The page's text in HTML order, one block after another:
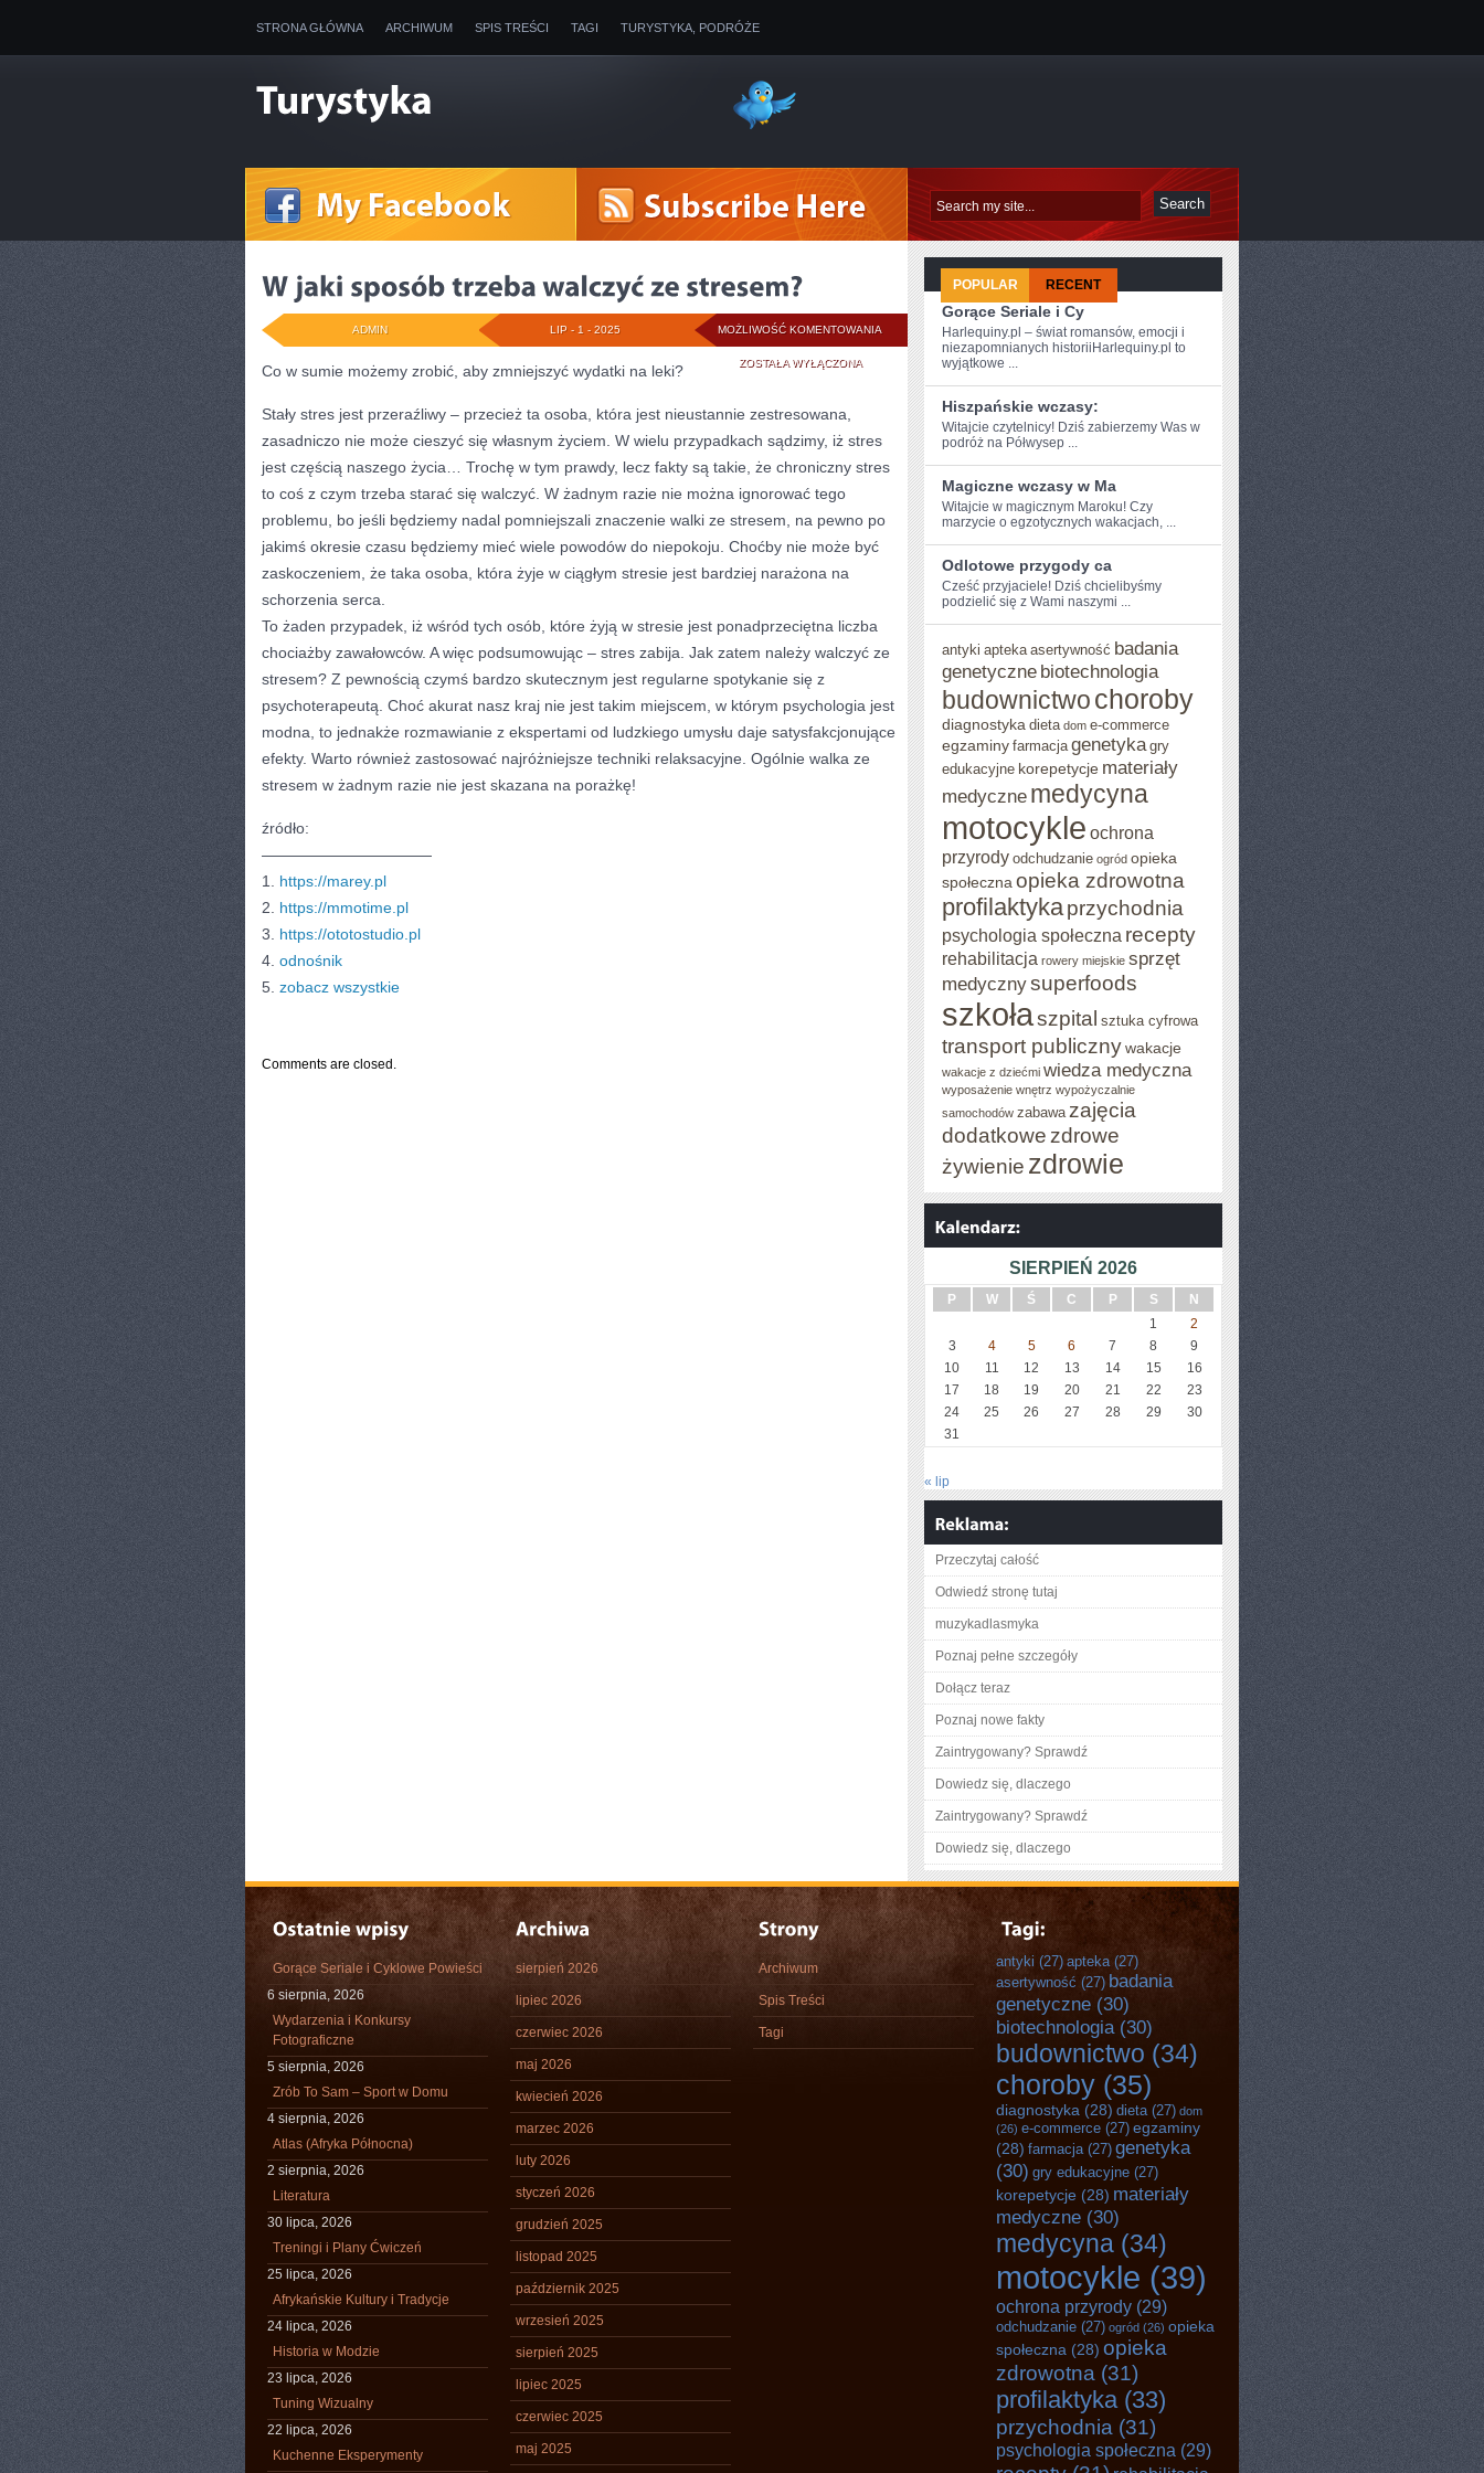
STRONA GŁÓWNA ARCHIWUM SPIS TREŚCI TAGI TURYSTYKA, PODRÓŻE
MOŻLIWOŚĆ KOMENTOWANIA
SPOSÓB
TRZEBA
WALCZYĆ
STRESEM?
ZOSTAŁA WYŁĄCZONA
LIP - 1 - 2025
ADMIN
Co w sumie możemy zrobić, aby zmniejszyć wydatki na leki?
Stały stres jest przeraźliwy – przecież ta osoba, która jest nieustannie zestresowana,
zasadniczo nie może cieszyć się własnym życiem. W wielu przypadkach sądzimy, iż stres
jest częścią naszego życia… Trochę w tym prawdy, lecz fakty są takie, że chroniczny stres
to coś z czym trzeba starać się walczyć. W żadnym razie nie można ignorować tego
problemu, bo jeśli będziemy nadal pomniejszali znaczenie walki ze stresem, na pewno po
jakimś okresie czasu będziemy mieć wiele powodów do niepokoju. Choćby nie może być
zaskoczeniem, że taka osoba, która żyje w ciągłym stresie jest bardziej narażona na
schorzenia serca.
To żaden przypadek, iż wśród tych osób, które żyją w stresie jest ponadprzeciętna liczba
chociażby zawałowców. A więc podsumowując – stres zabija. Jak zatem należy walczyć ze
stresem? Z pewnością czymś bardzo skutecznym jest regularne spotykanie się z
psychoterapeutą. Choć akurat nasz kraj nie jest takim miejscem, w którym psychologia jest
modna, to jednakże rozmawianie z ekspertami od ludzkiego umysłu daje satysfakcjonujące
efekty. Warto również zastosować najróżniejsze techniki relaksacyjne. Ogólnie walka ze
stresem w żadnym razie nie jest skazana na porażkę!
źródło:
———————————
1. https://marey.pl
2. https://mmotime.pl
3. https://ototostudio.pl
4. odnośnik
5. zobacz wszystkie
Comments are closed.
POPULAR RECENT
Gorące Seriale i Cy
Harlequiny.pl – świat romansów, emocji i
niezapomnianych historiiHarlequiny.pl to
wyjątkowe ...
Hiszpańskie wczasy:
Witajcie czytelnicy! Dziś zabierzemy Was w‌
podróż ‌na Półwysep ...
Magiczne wczasy w Ma
Witajcie w ⁤magicznym⁣ Maroku! Czy
marzycie o egzotycznych‌ wakacjach, ...
Odlotowe przygody ca
Cześć⁢ przyjaciele! Dziś chcielibyśmy
podzielić się z Wami naszymi ...
antyki apteka asertywność badania
genetyczne biotechnologia
budownictwochoroby
diagnostyka dieta dom e-commerce
egzaminy farmacja genetyka gry
edukacyjne korepetycje materiały
medyczne medycyna
motocykle ochrona
przyrody odchudzanie ogród opieka
społeczna opieka zdrowotna
profilaktykaprzychodnia
psychologia społeczna recepty
rehabilitacja rowery miejskie sprzęt
medycznysuperfoods
szkołaszpital sztuka cyfrowa
transport publicznywakacje
wakacje z dziećmi wiedza medyczna
wyposażenie wnętrz wypożyczalnie
samochodów zabawa zajęcia
dodatkowe zdrowe
żywienie zdrowie
SIERPIEŃ 2026
P W Ś C P S
N
1
2
3
4 5 6 7 8
9
10
11 12 13 14 15
16
17
18 19 20 21 22
23
24
25 26 27 28 29
30
31
« lip
Przeczytaj całość
Odwiedź stronę tutaj
muzykadlasmyka
Poznaj pełne szczegóły
Dołącz teraz
Poznaj nowe fakty
Zaintrygowany? Sprawdź
Dowiedz się, dlaczego
Zaintrygowany? Sprawdź
Dowiedz się, dlaczego
Gorące Seriale i Cyklowe Powieści
6 sierpnia, 2026
Wydarzenia i Konkursy
Fotograficzne
5 sierpnia, 2026
Zrób To Sam – Sport w Domu
4 sierpnia, 2026
Atlas (Afryka Północna)
2 sierpnia, 2026
Literatura
30 lipca, 2026
Treningi i Plany Ćwiczeń
25 lipca, 2026
Afrykańskie Kultury i Tradycje
24 lipca, 2026
Historia w Modzie
23 lipca, 2026
Tuning Wizualny
22 lipca, 2026
Kuchenne Eksperymenty
sierpień 2026
lipiec 2026
czerwiec 2026
maj 2026
kwiecień 2026
marzec 2026
luty 2026
styczeń 2026
grudzień 2025
listopad 2025
październik 2025
wrzesień 2025
sierpień 2025
lipiec 2025
czerwiec 2025
maj 2025
Archiwum
Spis Treści
Tagi
antyki (27) apteka(27)
asertywność (27) badania
genetyczne (30)
biotechnologia(30)
budownictwo (34)
choroby (35)
diagnostyka (28) dieta(27) dom
(26) e-commerce (27) egzaminy
(28) farmacja(27) genetyka
(30) gry edukacyjne (27)
korepetycje (28) materiały
medyczne (30)
medycyna (34)
motocykle (39)
ochrona przyrody (29)
odchudzanie (27) ogród (26) opieka
społeczna (28) opieka
zdrowotna (31)
profilaktyka(33)
przychodnia (31)
psychologia społeczna (29)